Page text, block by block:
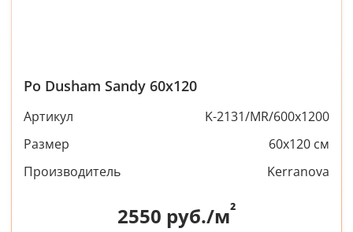
Po Dusham Sandy 60x120
Артикул
K-2131/MR/600x1200
Размер
60x120 см
Производитель
Kerranova
2550 руб./м²